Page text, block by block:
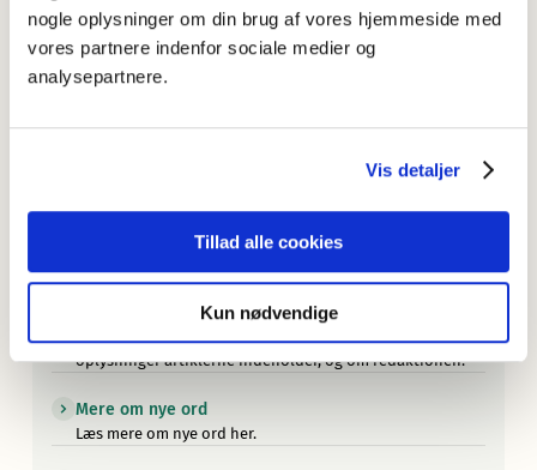
nogle oplysninger om din brug af vores hjemmeside med
vores partnere indenfor sociale medier og
analysepartnere.
Vis detaljer
Tillad alle cookies
Kun nødvendige
Forfatter: Marianne Rathje: 2021
Mere information
Juni 2026: Nye opslagsord
Sprognævnet ser Ex on the Beach
Om Nye ord i dansk
Læs om udvalget af ord, om søgningen, om de
oplysninger artiklerne indeholder, og om redaktionen.
Mere om nye ord
Læs mere om nye ord her.